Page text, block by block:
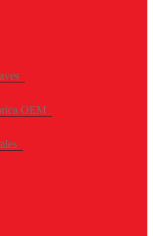
OEM